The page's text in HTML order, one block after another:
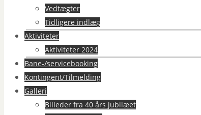
Vedtægter
Tidligere indlæg
Aktiviteter
Aktiviteter 2024
Bane-/servicebooking
Kontingent/Tilmelding
Galleri
Billeder fra 40 års jubilæet